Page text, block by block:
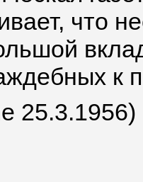
что
к
25.3.1956)